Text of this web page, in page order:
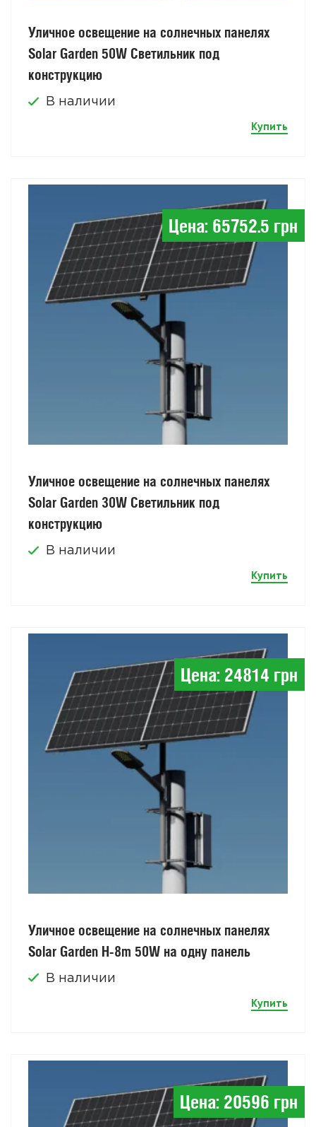
Уличное освещение на солнечных панелях
Solar Garden 50W Светильник под
конструкцию
В наличии
Купить
Цена: 65752.5 грн
Уличное освещение на солнечных панелях
Solar Garden 30W Светильник под
конструкцию
В наличии
Купить
Цена: 24814 грн
Уличное освещение на солнечных панелях
Solar Garden H-8m 50W на одну панель
В наличии
Купить
Цена: 20596 грн